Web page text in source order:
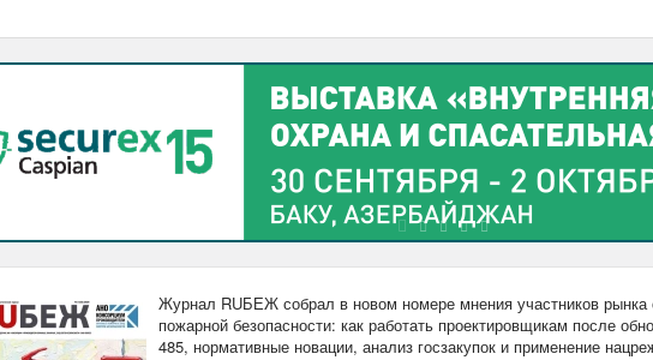
Журнал RUБЕЖ собрал в новом номере мнения участников
пожарной безопасности: как работать проектировщикам после
485, нормативные новации, анализ госзакупок и применение